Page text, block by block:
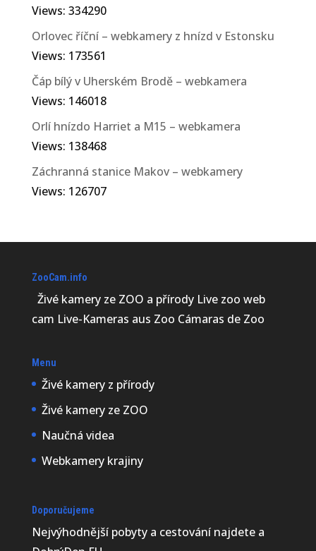
Views: 334290
Orlovec říční – webkamery z hnízd v Estonsku
Views: 173561
Čáp bílý v Uherském Brodě – webkamera
Views: 146018
Orlí hnízdo Harriet a M15 – webkamera
Views: 138468
Záchranná stanice Makov – webkamery
Views: 126707
ZooCam.info
Živé kamery ze ZOO a přírody Live zoo web
cam Live-Kameras aus Zoo Cámaras de Zoo
Menu
Živé kamery z přírody
Živé kamery ze ZOO
Naučná videa
Webkamery krajiny
Doporučujeme
Nejvýhodnější pobyty a cestování najdete a